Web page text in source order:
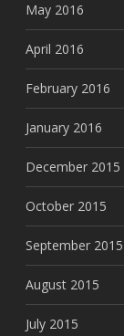
May 2016
April 2016
February 2016
January 2016
December 2015
October 2015
September 2015
August 2015
July 2015